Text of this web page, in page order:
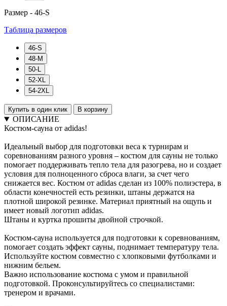
Размер - 46-S
Таблица размеров
46-S
48-M
50-L
52-XL
54-2XL
Купить в один клик В корзину
ОПИСАНИЕ
Костюм-сауна от adidas!
Идеальный выбор для подготовки веса к турнирам и
соревнованиям разного уровня – костюм для сауны не только
помогает поддерживать тепло тела для разогрева, но и создает
условия для полноценного сброса влаги, за счет чего
снижается вес. Костюм от adidas сделан из 100% полиэстера, в
области конечностей есть резинки, штаны держатся на
плотной широкой резинке. Материал приятный на ощупь и
имеет новый логотип adidas.
Штаны и куртка прошиты двойной строчкой.
Костюм-сауна используется для подготовки к соревнованиям,
помогает создать эффект сауны, поднимает температуру тела.
Используйте костюм совместно с хлопковыми футболками и
нижним бельем.
Важно использование костюма с умом и правильной
подготовкой. Проконсультируйтесь со специалистами:
тренером и врачами.